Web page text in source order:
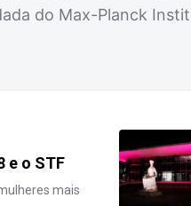
do Max-Planck
e o STF
mais